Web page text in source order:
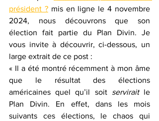
président ? mis en ligne le 4 novembre
2024, nous découvrons que son
élection fait partie du Plan Divin. Je
vous invite à découvrir, ci-dessous, un
large extrait de ce post :
« Il a été montré récemment à mon âme
que le résultat des élections
américaines quel qu’il soit servirait le
Plan Divin. En effet, dans les mois
suivants ces élections, le chaos qui